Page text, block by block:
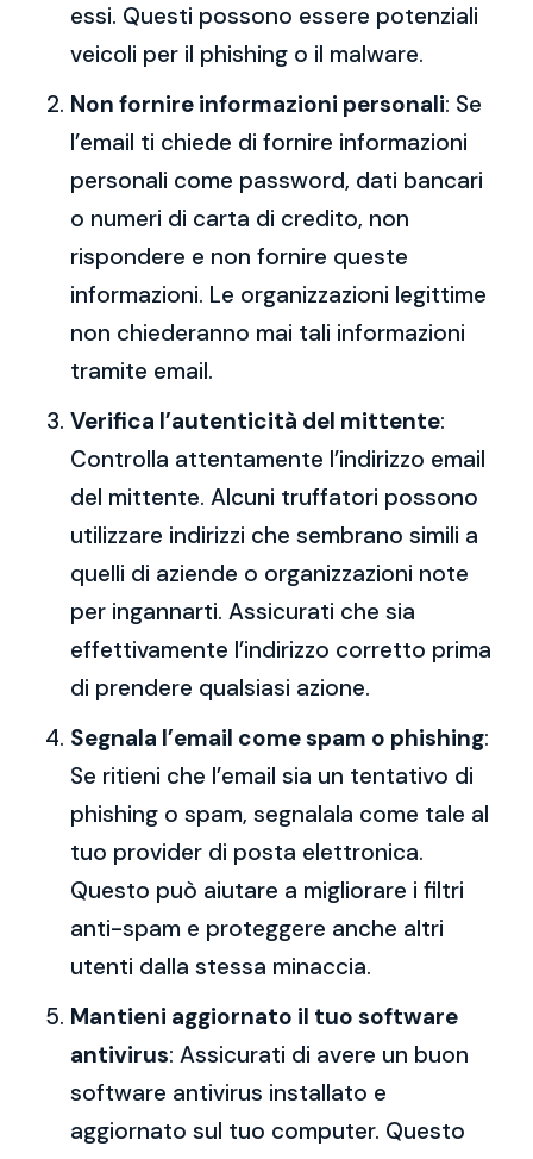
essi. Questi possono essere potenziali
veicoli per il phishing o il malware.
Non fornire informazioni personali: Se
l’email ti chiede di fornire informazioni
personali come password, dati bancari
o numeri di carta di credito, non
rispondere e non fornire queste
informazioni. Le organizzazioni legittime
non chiederanno mai tali informazioni
tramite email.
Verifica l’autenticità del mittente:
Controlla attentamente l’indirizzo email
del mittente. Alcuni truffatori possono
utilizzare indirizzi che sembrano simili a
quelli di aziende o organizzazioni note
per ingannarti. Assicurati che sia
effettivamente l’indirizzo corretto prima
di prendere qualsiasi azione.
Segnala l’email come spam o phishing:
Se ritieni che l’email sia un tentativo di
phishing o spam, segnalala come tale al
tuo provider di posta elettronica.
Questo può aiutare a migliorare i filtri
anti-spam e proteggere anche altri
utenti dalla stessa minaccia.
Mantieni aggiornato il tuo software
antivirus: Assicurati di avere un buon
software antivirus installato e
aggiornato sul tuo computer. Questo